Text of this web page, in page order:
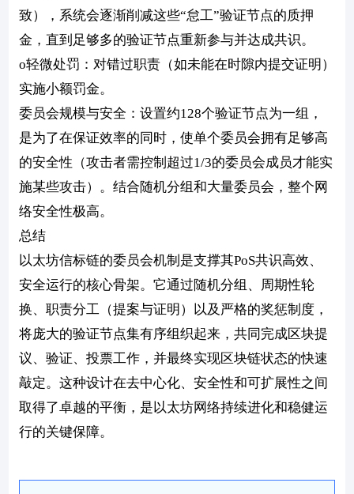
致），系统会逐渐削减这些“怠工”验证节点的质押
金，直到足够多的验证节点重新参与并达成共识。
o轻微处罚：对错过职责（如未能在时隙内提交证明）
实施小额罚金。
委员会规模与安全：设置约128个验证节点为一组，
是为了在保证效率的同时，使单个委员会拥有足够高
的安全性（攻击者需控制超过1/3的委员会成员才能实
施某些攻击）。结合随机分组和大量委员会，整个网
络安全性极高。
总结
以太坊信标链的委员会机制是支撑其PoS共识高效、
安全运行的核心骨架。它通过随机分组、周期性轮
换、职责分工（提案与证明）以及严格的奖惩制度，
将庞大的验证节点集有序组织起来，共同完成区块提
议、验证、投票工作，并最终实现区块链状态的快速
敲定。这种设计在去中心化、安全性和可扩展性之间
取得了卓越的平衡，是以太坊网络持续进化和稳健运
行的关键保障。